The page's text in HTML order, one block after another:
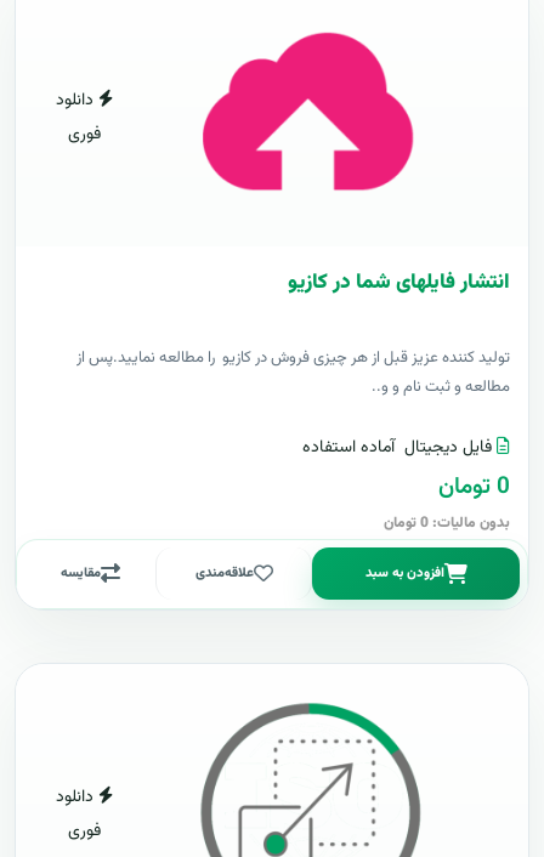
دانلود
فوری
انتشار فایلهای شما در کازیو
توليد کننده عزيز قبل از هر چیزی فروش در کازیو را مطالعه نمایید.پس از
مطالعه و ثبت نام و و..
فایل دیجیتال آماده استفاده
0 تومان
بدون مالیات: 0 تومان
افزودن به سبد علاقه‌مندی مقایسه
دانلود
فوری